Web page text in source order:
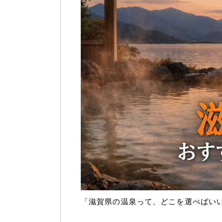
「滋賀県の温泉って、どこを選べばい